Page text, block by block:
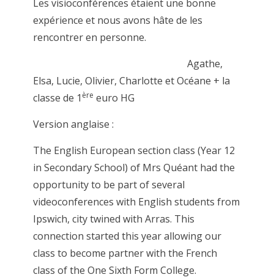
Les visioconférences étaient une bonne
expérience et nous avons hâte de les
rencontrer en personne.
Agathe,
Elsa, Lucie, Olivier, Charlotte et Océane + la
classe de 1 ère euro HG
Version anglaise :
The English European section class (Year 12
in Secondary School) of Mrs Quéant had the
opportunity to be part of several
videoconferences with English students from
Ipswich, city twined with Arras. This
connection started this year allowing our
class to become partner with the French
class of the One Sixth Form College.